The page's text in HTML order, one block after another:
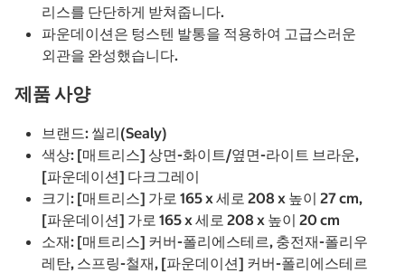
리스를 단단하게 받쳐줍니다.
파운데이션은 텅스텐 발통을 적용하여 고급스러운
외관을 완성했습니다.
제품 사양
브랜드: 씰리(Sealy)
색상: [매트리스] 상면-화이트/옆면-라이트 브라운,
[파운데이션] 다크그레이
크기: [매트리스] 가로 165 x 세로 208 x 높이 27 cm,
[파운데이션] 가로 165 x 세로 208 x 높이 20 cm
소재: [매트리스] 커버-폴리에스테르, 충전재-폴리우
레탄, 스프링-철재, [파운데이션] 커버-폴리에스테르